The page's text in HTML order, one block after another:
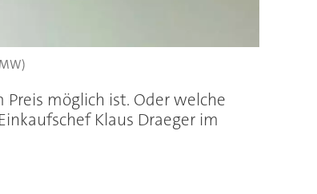
möglich ist. Oder welche
Klaus Draeger im